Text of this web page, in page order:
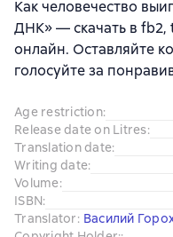
Как человечество
ДНК» — скачать в fb2,
онлайн. Оставляйте
голосуйте за
Age restriction:
Release date on Litres:
Translation date:
Writing date:
Volume:
ISBN:
Translator: Василий